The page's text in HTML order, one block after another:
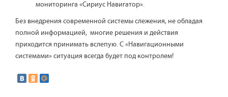
мониторинга «Сириус Навигатор».
Без внедрения современной системы слежения, не обладая
полной информацией, многие решения и действия
приходится принимать вслепую. С «Навигационными
системами» ситуация всегда будет под контролем!